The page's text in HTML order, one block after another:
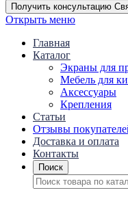
Получить консультацию
Открыть меню
Главная
Каталог
Экраны для
Mебель для
Аксессуары
Крепления
Статьи
Отзывы
Доставка и оплата
Контакты
Поиск